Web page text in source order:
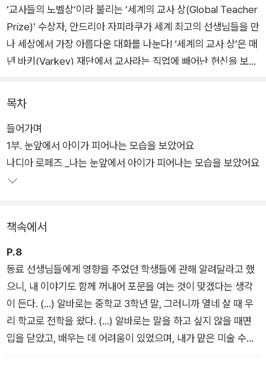
‘교사들의 노벨상’이라 불리는 ‘세계의 교사 상(Global Teacher
Prize)’ 수상자, 안드리아 자피라쿠가 세계 최고의 선생님들을 만
나 세상에서 가장 아름다운 대화를 나눈다! ‘세계의 교사 상’은 매
년 바키(Varkey) 재단에서 교사라는 직업에 빼어난 헌신을 보여
개 국가에서 선발된 후보자 3만 3000명 가운데 수상자로 선정
되었다.
이 책에서 저자는 세계 곳곳의 경이로운 선생님 서른 명과 이야기
를 나눈다. 그중에는 학교에 라디오 방송국을 세운 아르헨티나의
마르틴 선생님도 있고, 학생들을 마을 재생 프로젝트에 참여시킨
또 학교를 호그와트 마법 학교로 바꾼 캐나다의 아르망 선생님,
인도의 작은 마을에서 낡은 축사를 초등학교로 바꾼 라니친 선생
님, 이누이트 마을에서 ‘자전거 도둑’ 학생들을 마을의 영웅으로
만들어준 매기 선생님, 중국 최고의 명문 학교에서 학생들을 가르
쳤던 시 왕 선생님도 있다. 이들 세계 최고의 선생님들은 아이들
에 관해 어떤 이야기를 들려줄까? 행복하고, 자신감 넘치고, 배려
심 있는 아이를 길러낼 수 있도록 어떤 조언을 해줄까?
목차
들어가며
1부. 눈앞에서 아이가 피어나는 모습을 보았어요
나디아 로페즈 _나는 눈앞에서 아이가 피어나는 모습을 보았어요
책속에서
P.8
동료 선생님들에게 영향을 주었던 학생들에 관해 알려달라고 했
으니, 내 이야기도 함께 꺼내어 포문을 여는 것이 맞겠다는 생각
이 든다. (…) 알바로는 중학교 3학년 말, 그러니까 열네 살 때 우
리 학교로 전학을 왔다. (…) 알바로는 말을 하고 싶지 않을 때면
입을 닫았고, 배우는 데 어려움이 있었으며, 내가 맡은 미술 수업
에 들어오지 않겠다고 했다. 젊었던 나는 내가 알바로를 바꿀 수